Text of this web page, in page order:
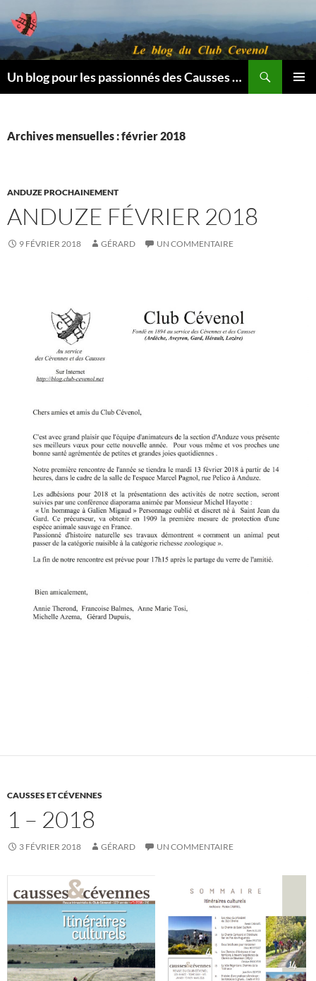
au
contenu
Un blog pour les passionnés des Causses et des Cévennes.
Archives mensuelles : février 2018
ANDUZE PROCHAINEMENT
ANDUZE FÉVRIER 2018
9 FÉVRIER 2018 GÉRARD UN COMMENTAIRE
CAUSSES ET CÉVENNES
1 – 2018
3 FÉVRIER 2018 GÉRARD UN COMMENTAIRE